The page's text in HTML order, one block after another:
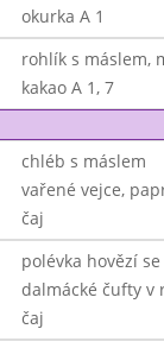
okurka A 1
rohlík s máslem,
kakao A 1, 7
chléb s máslem
vařené vejce,
čaj
polévka hovězí
dalmácké čufty v
čaj